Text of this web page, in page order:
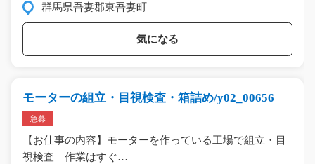
群馬県吾妻郡東吾妻町
気になる
モーターの組立・目視検査・箱詰め/y02_00656
急募
【お仕事の内容】モーターを作っている工場で組立・目
視検査 作業はすぐ…